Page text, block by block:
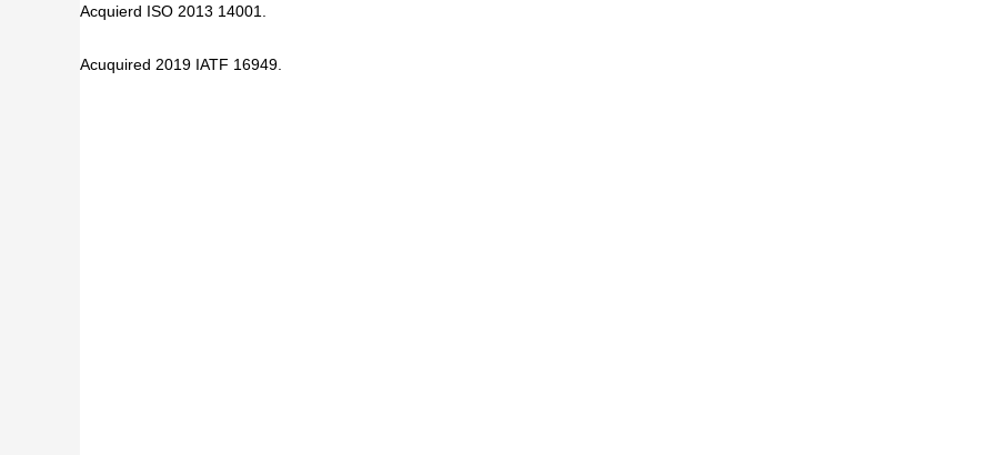
Acquierd ISO 2013 14001.
Acuquired 2019 IATF 16949.